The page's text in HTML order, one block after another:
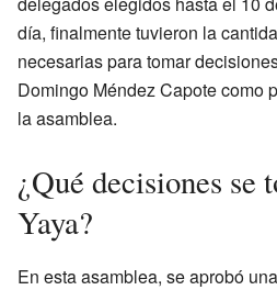
día, finalmente tuvieron la
necesarias para tomar
Domingo Méndez Capote como
la asamblea.
¿Qué decisiones se
Yaya?
En esta asamblea, se aprobó